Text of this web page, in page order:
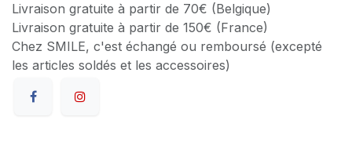
Livraison gratuite à partir de 70€ (Belgique)
Livraison gratuite à partir de 150€ (France)
Chez SMILE, c'est échangé ou remboursé (excepté
les articles soldés et les accessoires)